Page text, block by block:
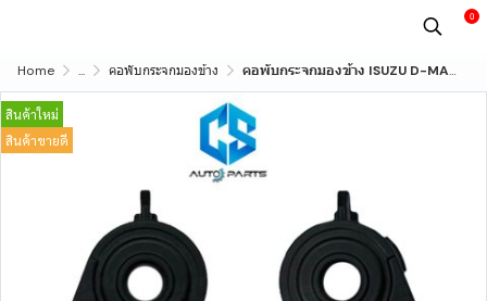
0
Home ... คอพับกระจกมองข้าง คอพับกระจกมองข้าง ISUZU D-MAX,MU-7 ปี02-11,CHEVROLET COLORADO ปี02-11 (รับประกัน 1 ปี)
สินค้าใหม่
สินค้าขายดี